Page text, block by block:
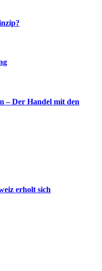
– Der Handel mit den
erholt sich